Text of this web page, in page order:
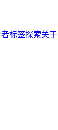
标签探索关于